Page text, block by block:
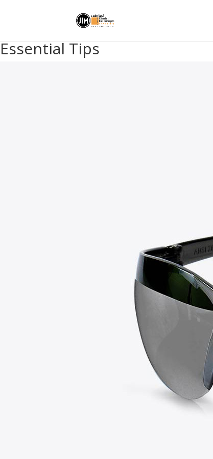
Essential Tips